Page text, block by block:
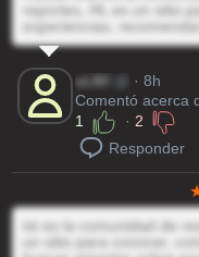
reportes, HL es un sitio
experiencias,
uL80
· 8h
Comentó acerca
1
· 2
Responder
ist es la comunidad de
un sitio para conocer,